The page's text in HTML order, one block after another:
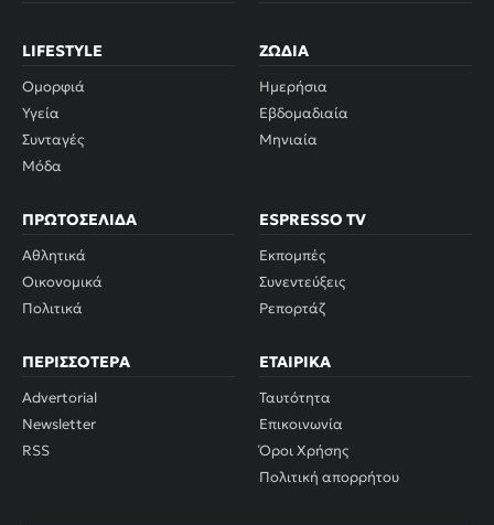
LIFESTYLE
Ομορφιά
Υγεία
Συνταγές
Μόδα
ΖΏΔΙΑ
Ημερήσια
Εβδομαδιαία
Μηνιαία
ΠΡΩΤΟΣΈΛΙΔΑ
Αθλητικά
Οικονομικά
Πολιτικά
ESPRESSO TV
Εκπομπές
Συνεντεύξεις
Ρεπορτάζ
ΠΕΡΙΣΣΌΤΕΡΑ
Advertorial
Newsletter
RSS
ΕΤΑΙΡΙΚΆ
Ταυτότητα
Επικοινωνία
Όροι Χρήσης
Πολιτική απορρήτου